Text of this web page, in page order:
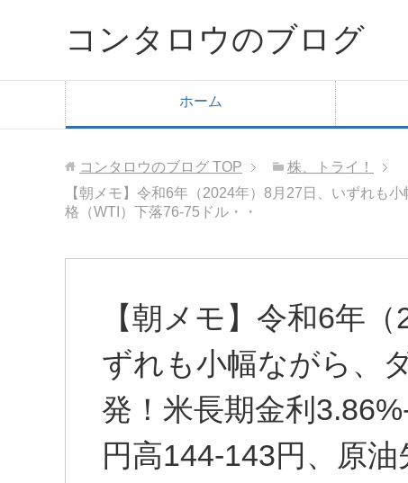
コンタロウのブログ
ホーム
コンタロウのブログ TOP
株、トライ！
【朝メモ】令和6年（2024年）8月27日、いずれも
格（WTI）下落76-75ドル・・
【朝メモ】令和6年
ずれも小幅ながら、
発！米長期金利
円高144-143円、原